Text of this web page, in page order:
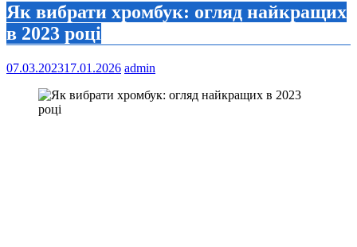
Як вибрати хромбук: огляд найкращих
в 2023 році
07.03.202317.01.2026 admin